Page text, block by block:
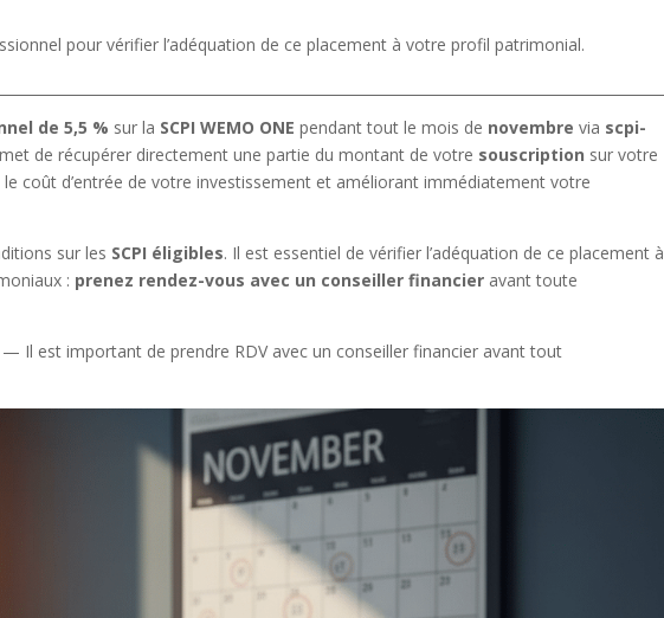
pour vérifier l’adéquation de ce placement à votre profil patrimonial.
de 5,5 % sur la SCPI WEMO ONE pendant tout le mois de novembre via scpi-
de récupérer directement une partie du montant de votre souscription sur votre
le coût d’entrée de votre investissement et améliorant immédiatement votre
sur les SCPI éligibles. Il est essentiel de vérifier l’adéquation de ce placement à
: prenez rendez-vous avec un conseiller financier avant toute
— Il est important de prendre RDV avec un conseiller financier avant tout